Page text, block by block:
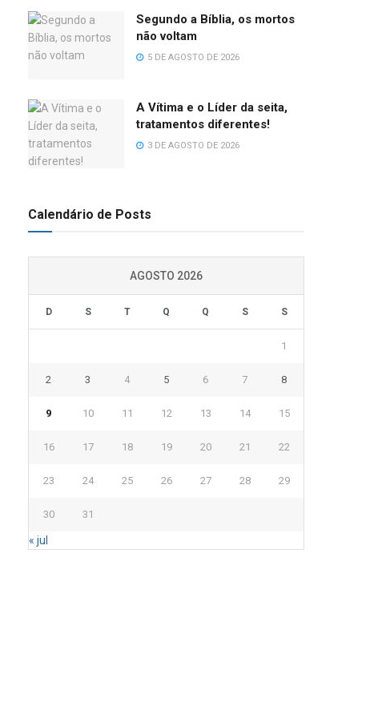
Segundo a Bíblia, os mortos
não voltam
5 DE AGOSTO DE 2026
A Vítima e o Líder da seita,
tratamentos diferentes!
3 DE AGOSTO DE 2026
Calendário de Posts
AGOSTO 2026
D S T Q Q S S
1
2 3 4 5 6 7 8
9 10 11 12 13 14 15
16 17 18 19 20 21 22
23 24 25 26 27 28 29
30 31
« jul